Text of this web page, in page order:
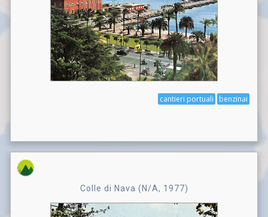
benzinai
cantieri portuali
Colle di Nava (N/A, 1977)